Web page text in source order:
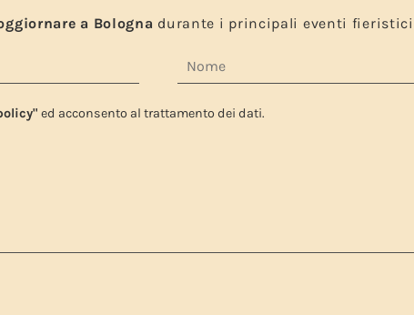
a Bologna durante i principali eventi
ed acconsento al trattamento dei dati.